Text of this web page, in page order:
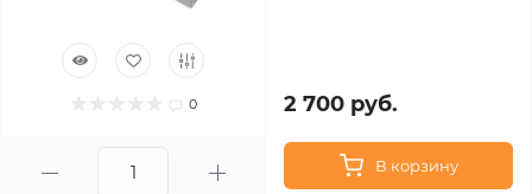
0 2 700 руб.
В корзину